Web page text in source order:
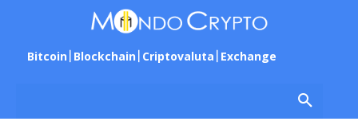
Bitcoin Blockchain Criptovaluta Exchange